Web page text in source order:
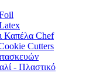
Καπέλα Chef
Cutters
- Πλαστικό